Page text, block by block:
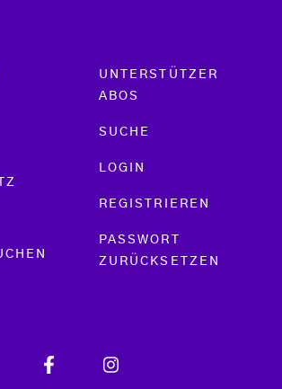
UNTERSTÜTZER
ABOS
SUCHE
LOGIN
REGISTRIEREN
PASSWORT
ZURÜCKSETZEN